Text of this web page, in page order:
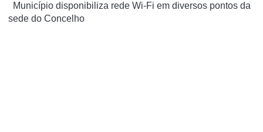
Município disponibiliza rede Wi-Fi em diversos pontos da
sede do Concelho